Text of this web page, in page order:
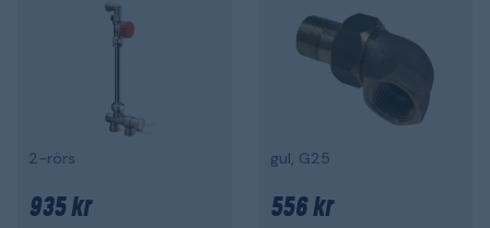
2-rörs
935 kr
gul, G25
556 kr